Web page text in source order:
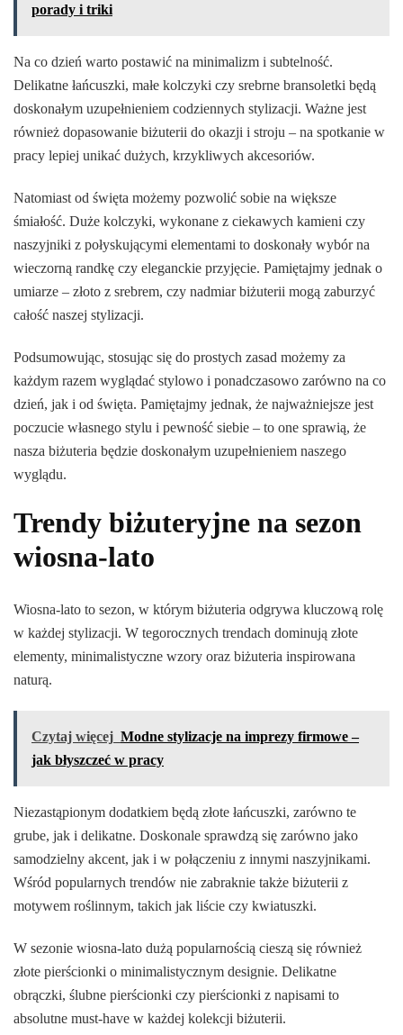
porady i triki
Na co dzień warto postawić na minimalizm i subtelność.
Delikatne łańcuszki, małe kolczyki czy srebrne bransoletki będą
doskonałym uzupełnieniem codziennych stylizacji. Ważne jest
również dopasowanie biżuterii do okazji i stroju – na spotkanie w
pracy lepiej unikać dużych, krzykliwych akcesoriów.
Natomiast od święta możemy pozwolić sobie na większe
śmiałość. Duże kolczyki, wykonane z ciekawych kamieni czy
naszyjniki z połyskującymi elementami to doskonały wybór na
wieczorną randkę czy eleganckie przyjęcie. Pamiętajmy jednak o
umiarze – złoto z srebrem, czy nadmiar biżuterii mogą zaburzyć
całość naszej stylizacji.
Podsumowując, stosując się do prostych zasad możemy za
każdym razem wyglądać stylowo i ponadczasowo zarówno na co
dzień, jak i od święta. Pamiętajmy jednak, że najważniejsze jest
poczucie własnego stylu i pewność siebie – to one sprawią, że
nasza biżuteria będzie doskonałym uzupełnieniem naszego
wyglądu.
Trendy biżuteryjne na sezon
wiosna-lato
Wiosna-lato to sezon, w którym biżuteria odgrywa kluczową rolę
w każdej stylizacji. W tegorocznych trendach dominują złote
elementy, minimalistyczne wzory oraz biżuteria inspirowana
naturą.
Czytaj więcej Modne stylizacje na imprezy firmowe –
jak błyszczeć w pracy
Niezastąpionym dodatkiem będą złote łańcuszki, zarówno te
grube, jak i delikatne. Doskonale sprawdzą się zarówno jako
samodzielny akcent, jak i w połączeniu z innymi naszyjnikami.
Wśród popularnych trendów nie zabraknie także biżuterii z
motywem roślinnym, takich jak liście czy kwiatuszki.
W sezonie wiosna-lato dużą popularnością cieszą się również
złote pierścionki o minimalistycznym designie. Delikatne
obrączki, ślubne pierścionki czy pierścionki z napisami to
absolutne must-have w każdej kolekcji biżuterii.